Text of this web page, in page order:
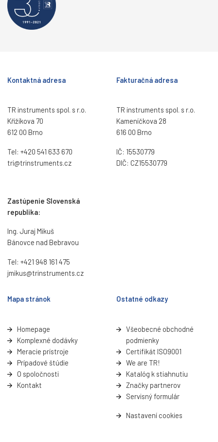
Kontaktná adresa
TR instruments spol. s r.o.
Křižíkova 70
612 00 Brno
Tel: +420 541 633 670
tri@trinstruments. cz
Zastúpenie Slovenská
republika:
Ing. Juraj Mikuš
Bánovce nad Bebravou
Tel: +421 948 161 475
jmikus@trinstruments.cz
Fakturačná adresa
TR instruments spol. s r.o.
Kameníčkova 28
616 00 Brno
IČ: 15530779
DIČ: CZ15530779
Mapa stránok
Homepage
Komplexné dodávky
Meracie prístroje
Prípadové štúdie
O spoločnosti
Kontakt
Ostatné odkazy
Všeobecné obchodné
podmienky
Certifikát ISO9001
We are TR!
Katalóg k stiahnutiu
Značky partnerov
Servisný formulár
Nastavení cookies